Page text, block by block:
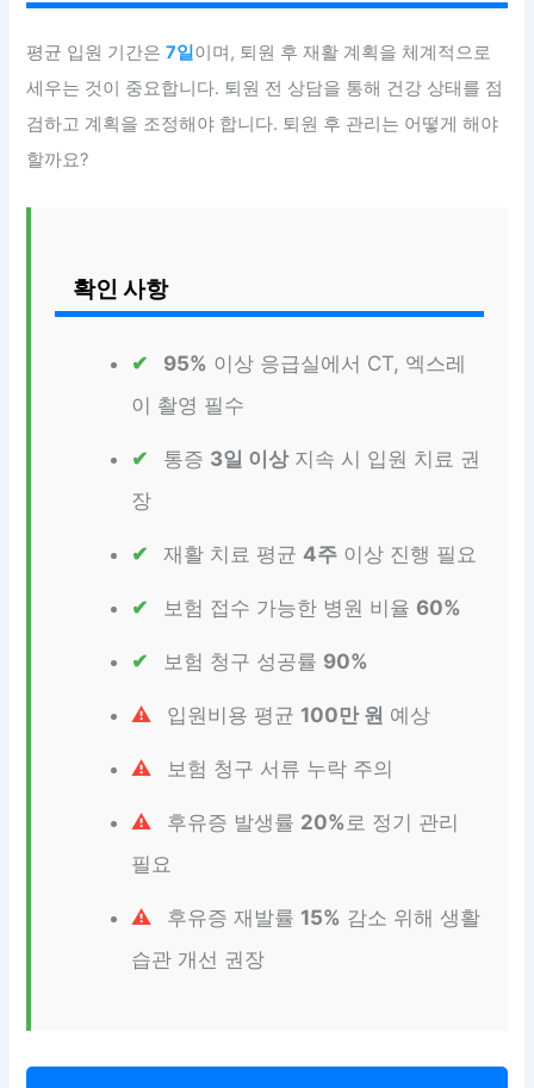
평균 입원 기간은7일이며, 퇴원 후 재활 계획을 체계적으로
세우는 것이 중요합니다. 퇴원 전 상담을 통해 건강 상태를 점
검하고 계획을 조정해야 합니다. 퇴원 후 관리는 어떻게 해야
할까요?
확인 사항
95% 이상 응급실에서 CT, 엑스레
이 촬영 필수
통증 3일 이상지속 시 입원 치료 권
장
재활 치료 평균 4주 이상 진행 필요
보험 접수 가능한 병원 비율 60%
보험 청구 성공률 90%
입원비용 평균 100만 원 예상
보험 청구 서류 누락 주의
후유증 발생률 20%로 정기 관리
필요
후유증 재발률 15% 감소 위해 생활
습관 개선 권장